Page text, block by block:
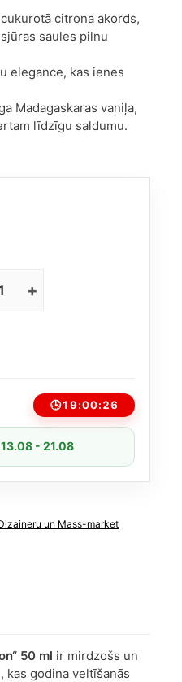
citrona akords,
saules pilnu
elegance, kas ienes
Madagaskaras vaniļa,
līdzīgu saldumu.
Dolce
daudzums
🕒19:00:25
- 21.08
un Mass-market
50 ml ir mirdzošs un
kas godina veltīšanās